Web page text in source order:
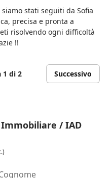
stati seguiti da Sofia
precisa e pronta a
risolvendo ogni difficoltà
!!
1 di 2 Successivo
/ IAD